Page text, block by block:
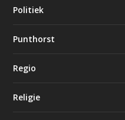
Politiek
Punthorst
Regio
Religie